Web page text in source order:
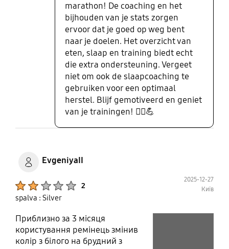
marathon! De coaching en het
bijhouden van je stats zorgen
ervoor dat je goed op weg bent
naar je doelen. Het overzicht van
eten, slaap en training biedt echt
die extra ondersteuning. Vergeet
niet om ook de slaapcoaching te
gebruiken voor een optimaal
herstel. Blijf gemotiveerd en geniet
van je trainingen! 🏃‍♀️💪
EvgeniyaII
2
2025-12-27
Київ
spalva : Silver
Приблизно за 3 місяця
користування ремінець змінив
колір з білого на брудний з